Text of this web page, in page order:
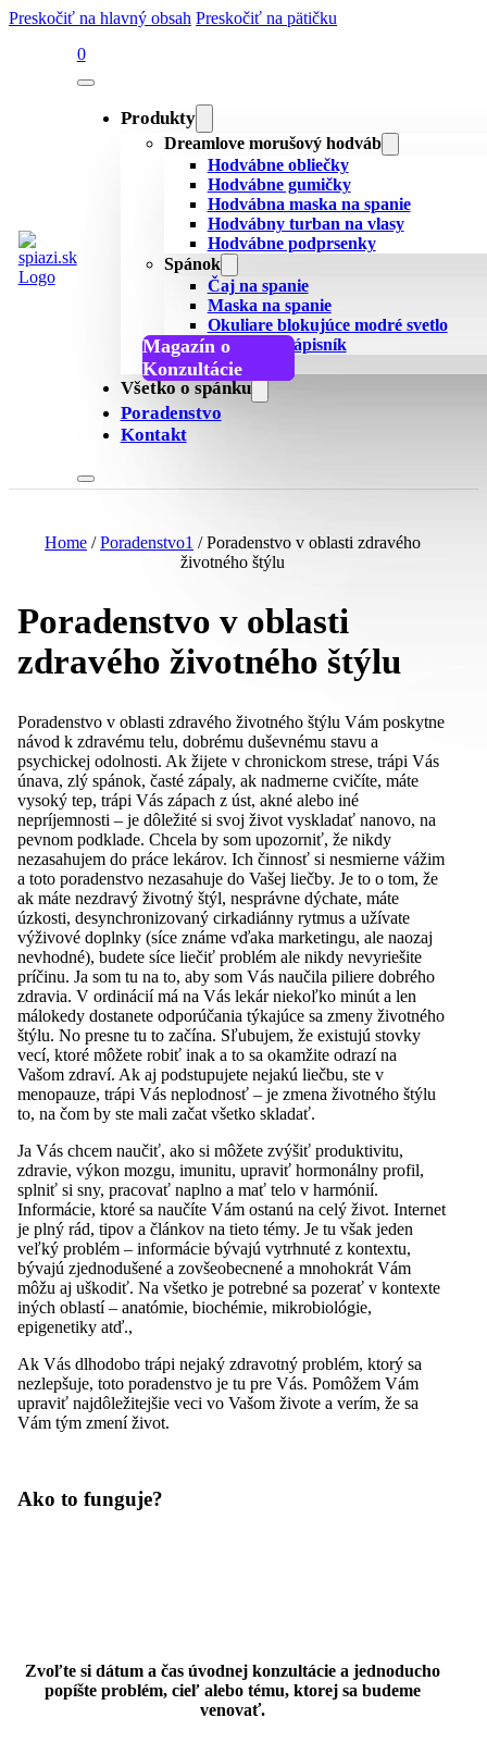
Preskočiť na hlavný obsah Preskočiť na pätičku
0
Produkty
Dreamlove morušový hodváb
Hodvábne obliečky
Hodvábne gumičky
Hodvábna maska na spanie
Hodvábny turban na vlasy
Hodvábne podprsenky
Spánok
Čaj na spanie
Maska na spanie
Okuliare blokujúce modré svetlo
Spánkový zápisník
Všetky recenzie
Všetko o spánku
Magazín o
spánku
Podcast o spánku
Konzultácie
Poradenstvo
Kontakt
Home /Poradenstvo1 /Poradenstvo v oblasti zdravého
životného štýlu
Poradenstvo v oblasti
zdravého životného štýlu
Poradenstvo v oblasti zdravého životného štýlu Vám poskytne
návod k zdravému telu, dobrému duševnému stavu a
psychickej odolnosti. Ak žijete v chronickom strese, trápi Vás
únava, zlý spánok, časté zápaly, ak nadmerne cvičíte, máte
vysoký tep, trápi Vás zápach z úst, akné alebo iné
nepríjemnosti – je dôležité si svoj život vyskladať nanovo, na
pevnom podklade. Chcela by som upozorniť, že nikdy
nezasahujem do práce lekárov. Ich činnosť si nesmierne vážim
a toto poradenstvo nezasahuje do Vašej liečby. Je to o tom, že
ak máte nezdravý životný štýl, nesprávne dýchate, máte
úzkosti, desynchronizovaný cirkadiánny rytmus a užívate
výživové doplnky (síce známe vďaka marketingu, ale naozaj
nevhodné), budete síce liečiť problém ale nikdy nevyriešite
príčinu. Ja som tu na to, aby som Vás naučila piliere dobrého
zdravia. V ordinácií má na Vás lekár niekoľko minút a len
málokedy dostanete odporúčania týkajúce sa zmeny životného
štýlu. No presne tu to začína. Sľubujem, že existujú stovky
vecí, ktoré môžete robiť inak a to sa okamžite odrazí na
Vašom zdraví. Ak aj podstupujete nejakú liečbu, ste v
menopauze, trápi Vás neplodnosť – je zmena životného štýlu
to, na čom by ste mali začat všetko skladať.
Ja Vás chcem naučiť, ako si môžete zvýšiť produktivitu,
zdravie, výkon mozgu, imunitu, upraviť hormonálny profil,
splniť si sny, pracovať naplno a mať telo v harmónií.
Informácie, ktoré sa naučíte Vám ostanú na celý život. Internet
je plný rád, tipov a článkov na tieto témy. Je tu však jeden
veľký problém – informácie bývajú vytrhnuté z kontextu,
bývajú zjednodušené a zovšeobecnené a mnohokrát Vám
môžu aj uškodiť. Na všetko je potrebné sa pozerať v kontexte
iných oblastí – anatómie, biochémie, mikrobiológie,
epigenetiky atď.,
Ak Vás dlhodobo trápi nejaký zdravotný problém, ktorý sa
nezlepšuje, toto poradenstvo je tu pre Vás. Pomôžem Vám
upraviť najdôležitejšie veci vo Vašom živote a verím, že sa
Vám tým zmení život.
Ako to funguje?
Zvoľte si dátum a čas úvodnej konzultácie a jednoducho
popíšte problém, cieľ alebo tému, ktorej sa budeme
venovať.